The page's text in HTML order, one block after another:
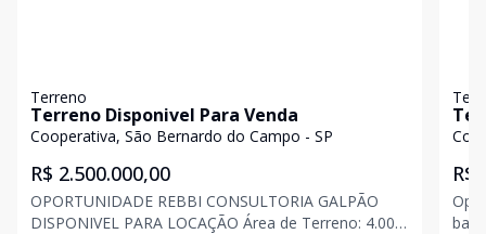
Terreno
Terreno Disponivel Para Venda
Cooperativa, São Bernardo do Campo - SP
R$ 2.500.000,00
OPORTUNIDADE REBBI CONSULTORIA GALPÃO
DISPONIVEL PARA LOCAÇÃO Área de Terreno: 4.000
em
R$